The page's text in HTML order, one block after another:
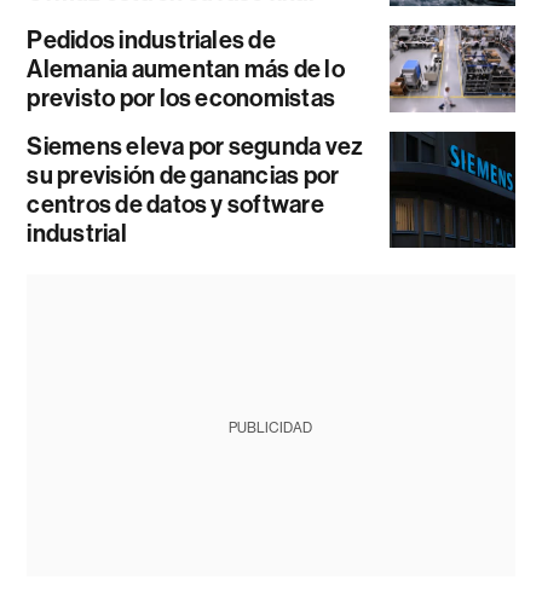
Pedidos industriales de
Alemania aumentan más de lo
previsto por los economistas
Siemens eleva por segunda vez
su previsión de ganancias por
centros de datos y software
industrial
PUBLICIDAD